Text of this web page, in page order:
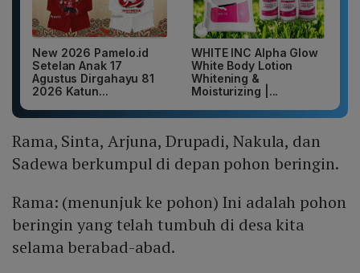
New 2026 Pamelo.id
Setelan Anak 17
Agustus Dirgahayu 81
2026 Katun...
WHITE INC Alpha Glow
White Body Lotion
Whitening &
Moisturizing |...
Rama, Sinta, Arjuna, Drupadi, Nakula, dan
Sadewa berkumpul di depan pohon beringin.
Rama: (menunjuk ke pohon) Ini adalah pohon
beringin yang telah tumbuh di desa kita
selama berabad-abad.